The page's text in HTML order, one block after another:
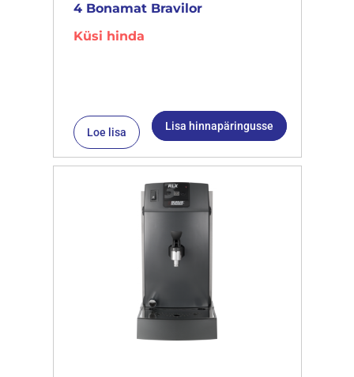
4 Bonamat Bravilor
Küsi hinda
Loe lisa Lisa hinnapäringusse